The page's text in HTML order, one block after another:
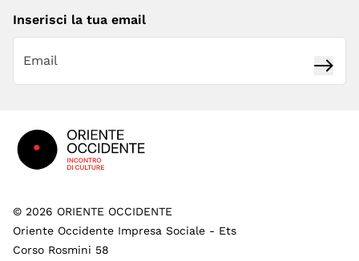
Inserisci la tua email
© 2026 ORIENTE OCCIDENTE
Oriente Occidente Impresa Sociale - Ets
Corso Rosmini 58